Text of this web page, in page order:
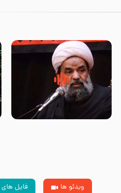
سلام جوانی که امام حسین علیه
السلام خودش جوابش را دادند
ویدئو ها فایل